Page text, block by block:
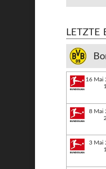
LETZTE
16 Mai
8 Mai
3 Mai